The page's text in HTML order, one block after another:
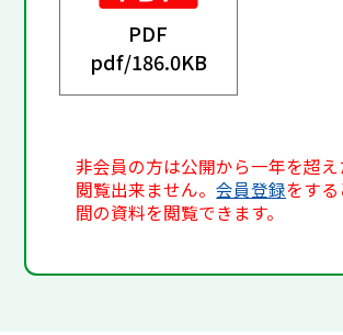
PDF
pdf/186.0KB
非会員の方は公開から一年を超
閲覧出来ません。会員登録をす
間の資料を閲覧できます。